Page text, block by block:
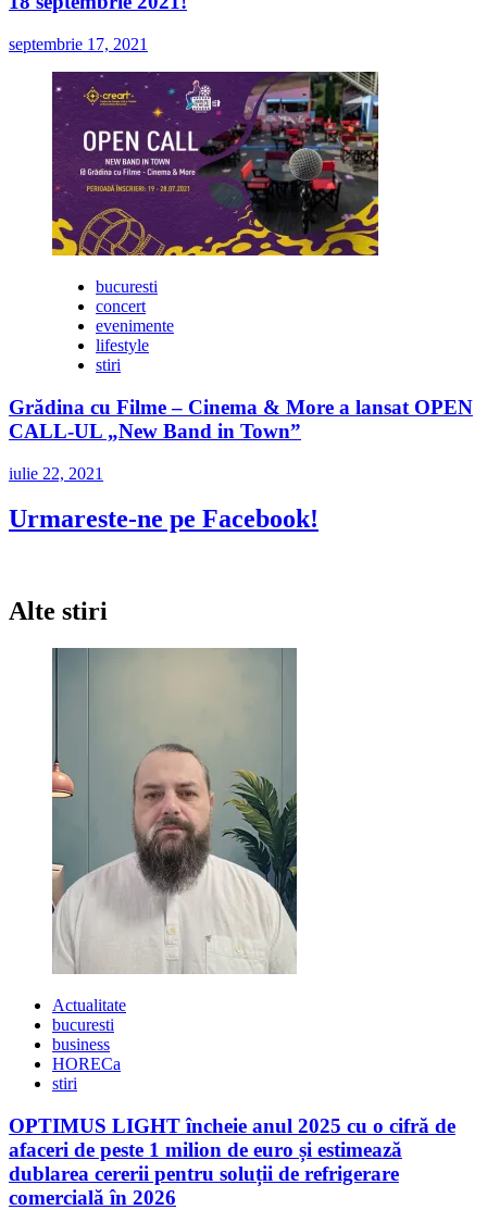
septembrie 17, 2021
bucuresti
concert
evenimente
lifestyle
stiri
Grădina cu Filme – Cinema & More a lansat OPEN
CALL-UL „New Band in Town”
iulie 22, 2021
Urmareste-ne pe Facebook!
Alte stiri
Actualitate
bucuresti
business
HORECa
stiri
OPTIMUS LIGHT încheie anul 2025 cu o cifră de
afaceri de peste 1 milion de euro și estimează
dublarea cererii pentru soluții de refrigerare
comercială în 2026